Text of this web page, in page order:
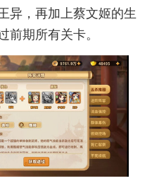
异，再加上蔡文姬的生
前期所有关卡。